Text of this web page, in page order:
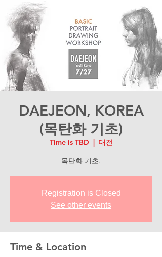
DAEJEON, KOREA
(목탄화 기초)
Time is TBD
  |
대전
목탄화 기초.
Registration is Closed
See other events
Time & Location